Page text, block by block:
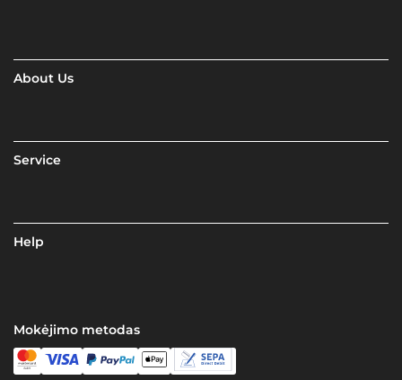
About Us
Service
Help
Mokėjimo metodas